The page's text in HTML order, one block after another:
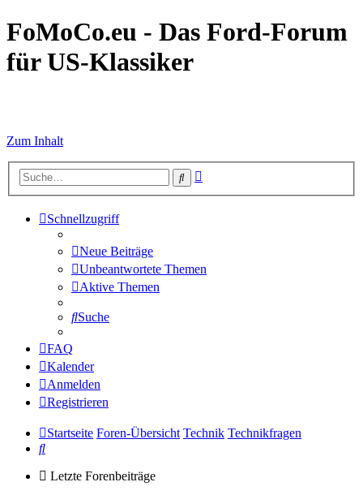
FoMoCo.eu - Das Ford-Forum
für US-Klassiker
Zum Inhalt
Suche
Schnellzugriff
Neue Beiträge
Unbeantwortete Themen
Aktive Themen
Suche
FAQ
Kalender
Anmelden
Registrieren
Startseite Foren-Übersicht Technik Technikfragen
Suche
Letzte Forenbeiträge